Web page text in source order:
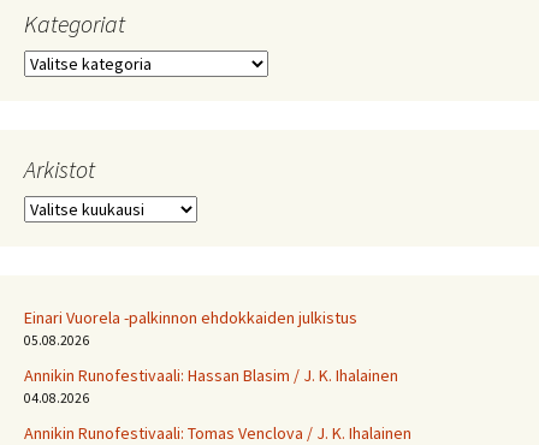
Kategoriat
Kategoriat
Arkistot
Arkistot
Einari Vuorela -palkinnon ehdokkaiden julkistus
05.08.2026
Annikin Runofestivaali: Has­san Bla­sim / J. K. Ihalainen
04.08.2026
Annikin Runofestivaali: Tomas Venclova / J. K. Ihalainen